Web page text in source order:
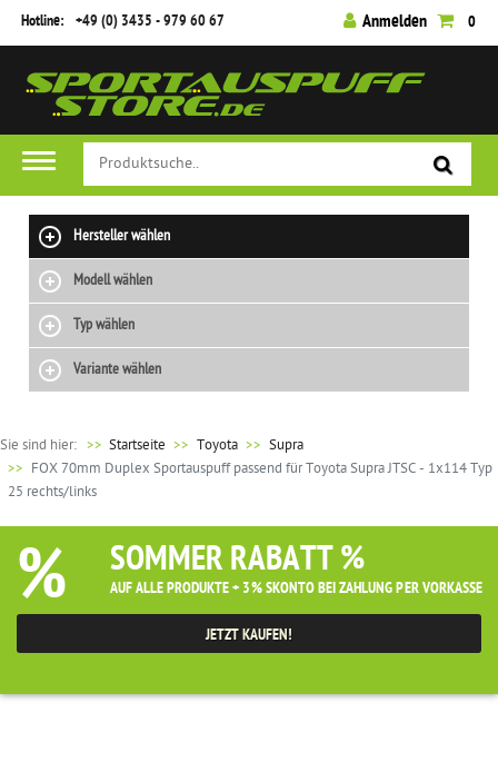
Hotline: +49 (0) 3435 - 979 60 67 Anmelden 0
Hersteller wählen
Modell wählen
Typ wählen
Variante wählen
Sie sind hier: >> Startseite Toyota
Supra
FOX 70mm Duplex Sportauspuff passend für Toyota Supra JTSC - 1x114 Typ
25 rechts/links
% SOMMER RABATT %
AUF ALLE PRODUKTE + 3% SKONTO BEI ZAHLUNG PER VORKASSE
JETZT KAUFEN!